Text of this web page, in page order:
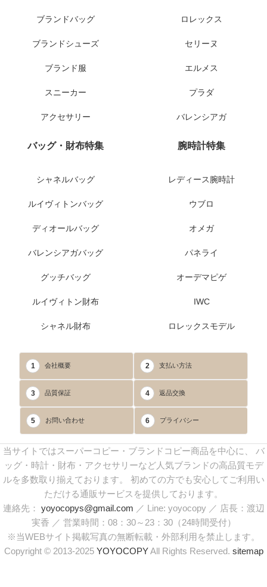
ブランドバッグ
ブランドシューズ
ブランド服
スニーカー
アクセサリー
ロレックス
セリーヌ
エルメス
プラダ
バレンシアガ
バッグ・財布特集
シャネルバッグ
ルイヴィトンバッグ
ディオールバッグ
バレンシアガバッグ
グッチバッグ
ルイヴィトン財布
シャネル財布
腕時計特集
レディース腕時計
ウブロ
オメガ
パネライ
オーデマピゲ
IWC
ロレックスモデル
1 会社概要 2 支払い方法
3 品質保証 4 返品交換
5 お問い合わせ 6 プライバシー
当サイトではスーパーコピー・ブランドコピー商品を中心に、 バ
ッグ・時計・財布・アクセサリーなど人気ブランドの高品質モデ
ルを多数取り揃えております。 初めての方でも安心してご利用い
ただける通販サービスを提供しております。
連絡先： yoyocopys@gmail.com ／ Line: yoyocopy ／ 店長：渡辺
実香 ／ 営業時間：08：30～23：30（24時間受付）
※当WEBサイト掲載写真の無断転載・外部利用を禁止します。
Copyright © 2013-2025 YOYOCOPYAll Rights Reserved. sitemap